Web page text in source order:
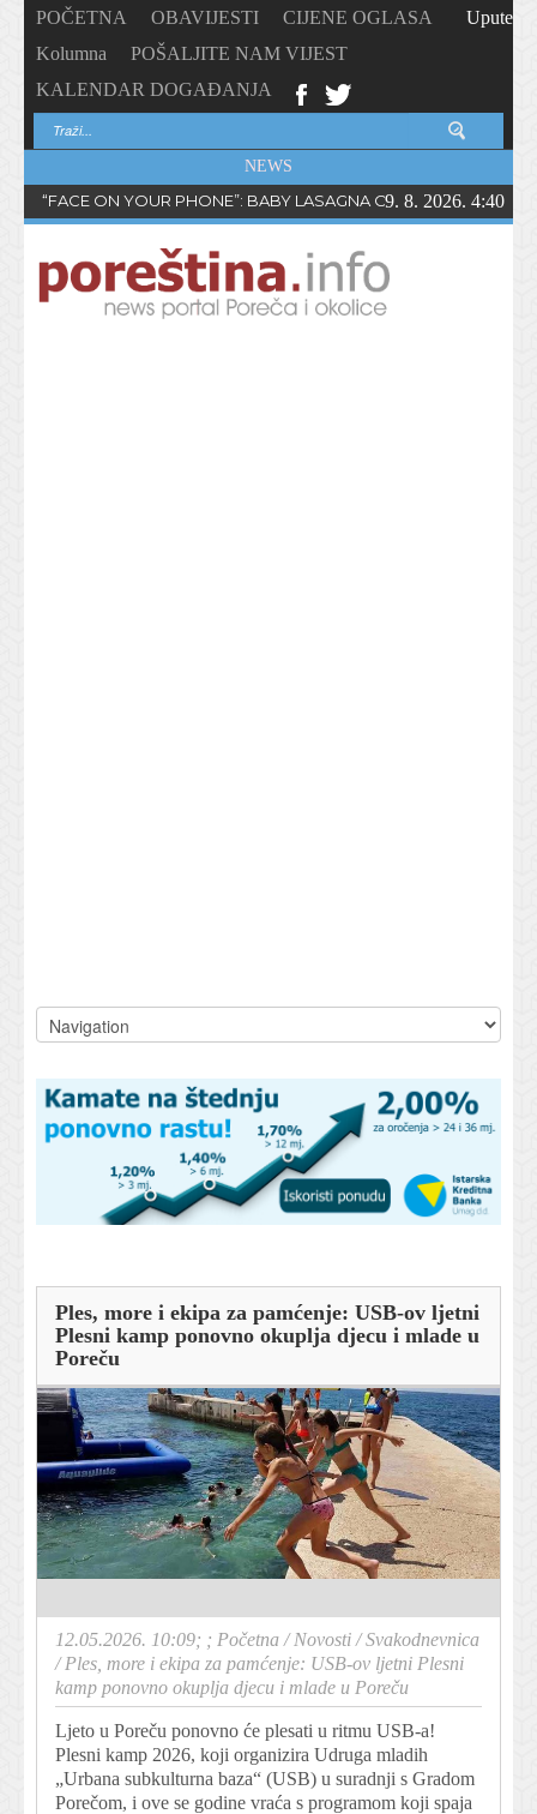
POČETNA OBAVIJESTI
CIJENE OGLASA
Kolumna
POŠALJITE NAM VIJEST
KALENDAR DOGAĐANJA
Upute
NEWS
“FACE ON YOUR PHONE”: BABY LASAGNA OBJAVIO NOVI
9. 8. 2026. 4:40
Ples, more i ekipa za pamćenje: USB-ov ljetni
Plesni kamp ponovno okuplja djecu i mlade u
Poreču
12.05.2026. 10:09; ; Početna /Novosti /Svakodnevnica
/Ples, more i ekipa za pamćenje: USB-ov ljetni Plesni
kamp ponovno okuplja djecu i mlade u Poreču
Ljeto u Poreču ponovno će plesati u ritmu USB-a!
Plesni kamp 2026, koji organizira Udruga mladih
„Urbana subkulturna baza“ (USB) u suradnji s Gradom
Porečom, i ove se godine vraća s programom koji spaja